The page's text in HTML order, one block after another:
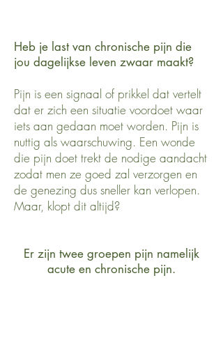
Heb je last van chronische pijn die
jou dagelijkse leven zwaar maakt?
Pijn is een signaal of prikkel dat vertelt
dat er zich een situatie voordoet waar
iets aan gedaan moet worden. Pijn is
nuttig als waarschuwing. Een wonde
die pijn doet trekt de nodige aandacht
zodat men ze goed zal verzorgen en
de genezing dus sneller kan verlopen.
Maar, klopt dit altijd?
Er zijn twee groepen pijn namelijk
acute en chronische pijn.